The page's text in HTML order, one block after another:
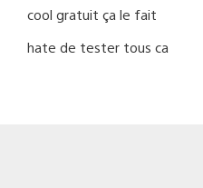
cool gratuit ça le fait
hate de tester tous ca